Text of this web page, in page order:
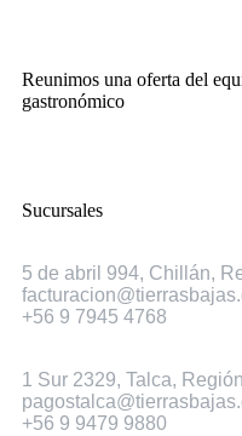
Reunimos una oferta del
gastronómico
Sucursales
5 de abril 994, Chillán,
+56 9 7945 4768
1 Sur 2329, Talca,
+56 9 9479 9880